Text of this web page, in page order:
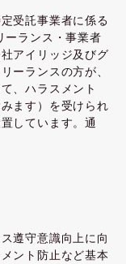
受託事業者に係る
ーランス・事業者
アイリッジ及びグ
ーランスの方が、
、ハラスメント
ます）を受けられ
しています。通
遵守意識向上に向
ント防止など基本